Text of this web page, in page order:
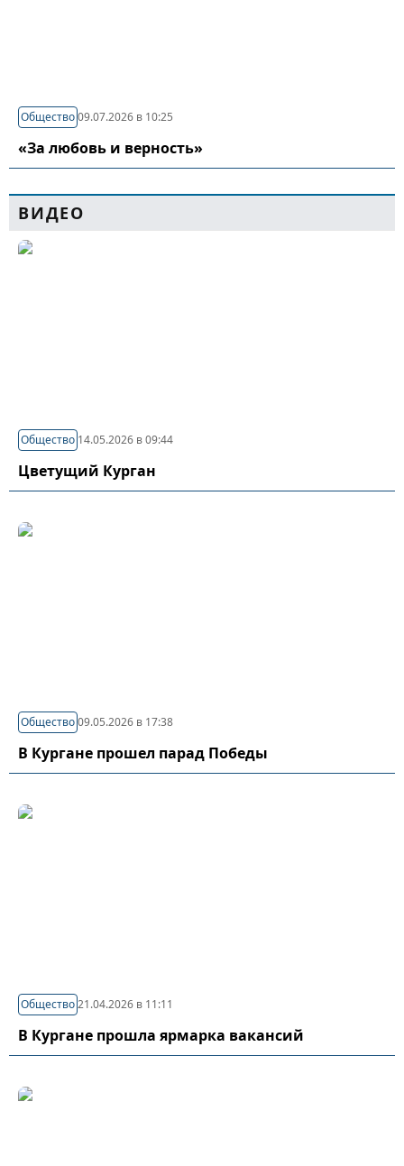
Общество09.07.2026 в 10:25
«За любовь и верность»
ВИДЕО
Общество 14.05.2026 в 09:44
Цветущий Курган
Общество09.05.2026 в 17:38
В Кургане прошел парад Победы
Общество21.04.2026 в 11:11
В Кургане прошла ярмарка вакансий